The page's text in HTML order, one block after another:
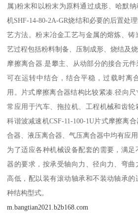
属)粉末和以粉末为原料通过成形、哈默
机SHF-14-80-2A-GR烧结和必要的后置处
艺方法。粉末冶金工艺与金属的熔炼、
艺过程包括粉料制备、压制成形、烧结及
摩擦离合器.是攀主、从动部分的接合元件
可在运转中结合，结合平稳，过载时离
用。片式摩擦离合器结构比较紧凑.径向尺
常应用于汽车、拖拉机、工程机械和齿
科谐波减速机CSF-11-100-1U片式摩擦离
合器、液压离合器、气压离合器中均有应用
为了适应各种机械设备配套的需要，满
器的要求，按承受轴向力、径向力、弯
高低，配以装有滚动轴承和不装动轴承
种结构型式。
m.bangtian2021.b2b168.com